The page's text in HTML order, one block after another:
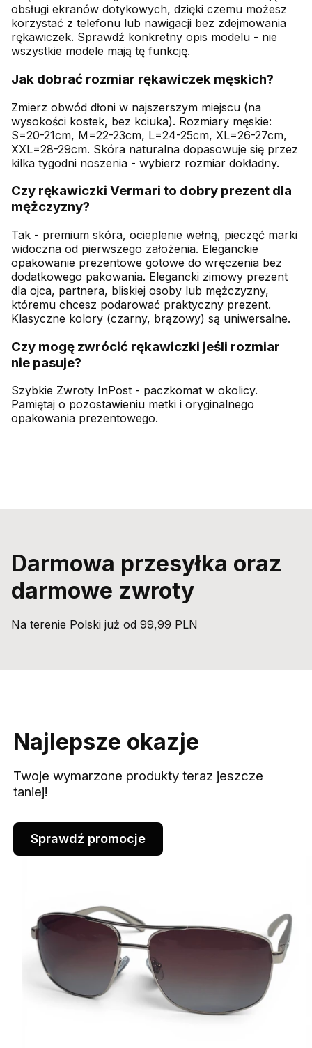
obsługi ekranów dotykowych, dzięki czemu możesz
korzystać z telefonu lub nawigacji bez zdejmowania
rękawiczek. Sprawdź konkretny opis modelu - nie
wszystkie modele mają tę funkcję.
Jak dobrać rozmiar rękawiczek męskich?
Zmierz obwód dłoni w najszerszym miejscu (na
wysokości kostek, bez kciuka). Rozmiary męskie:
S=20-21cm, M=22-23cm, L=24-25cm, XL=26-27cm,
XXL=28-29cm. Skóra naturalna dopasowuje się przez
kilka tygodni noszenia - wybierz rozmiar dokładny.
Czy rękawiczki Vermari to dobry prezent dla
mężczyzny?
Tak - premium skóra, ocieplenie wełną, pieczęć marki
widoczna od pierwszego założenia. Eleganckie
opakowanie prezentowe gotowe do wręczenia bez
dodatkowego pakowania. Elegancki zimowy prezent
dla ojca, partnera, bliskiej osoby lub mężczyzny,
któremu chcesz podarować praktyczny prezent.
Klasyczne kolory (czarny, brązowy) są uniwersalne.
Czy mogę zwrócić rękawiczki jeśli rozmiar
nie pasuje?
Szybkie Zwroty InPost - paczkomat w okolicy.
Pamiętaj o pozostawieniu metki i oryginalnego
opakowania prezentowego.
Darmowa przesyłka oraz
darmowe zwroty
Na terenie Polski już od 99,99 PLN
Najlepsze okazje
Twoje wymarzone produkty teraz jeszcze
taniej!
Sprawdź promocje